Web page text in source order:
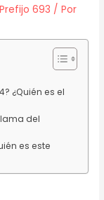
Prefijo 693 / Por
¿Quién es el
del
es este